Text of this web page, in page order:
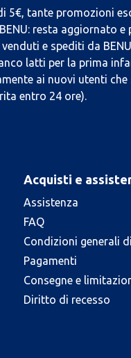
5€, tante promozioni
resta aggiornato
e spediti da
latti per la prima
ai nuovi utenti
entro 24 ore).
Acquisti e
Assistenza
FAQ
Condizioni generali
Pagamenti
Consegne e
Diritto di recesso